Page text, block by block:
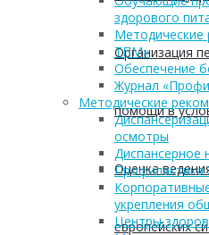
Организация
помощи в
Оценка
европейских
здорового
ТПМ»
Обеспечение
Журнал
Методические
осмотры
Диспансерное
укрепления
Центры